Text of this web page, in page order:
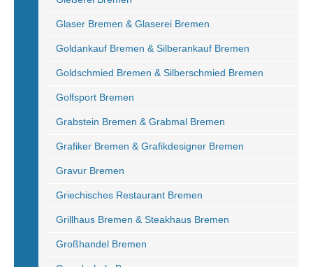
Glaser Bremen & Glaserei Bremen
Goldankauf Bremen & Silberankauf Bremen
Goldschmied Bremen & Silberschmied Bremen
Golfsport Bremen
Grabstein Bremen & Grabmal Bremen
Grafiker Bremen & Grafikdesigner Bremen
Gravur Bremen
Griechisches Restaurant Bremen
Grillhaus Bremen & Steakhaus Bremen
Großhandel Bremen